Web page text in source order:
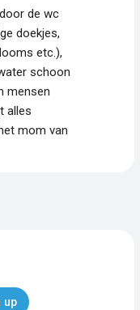
de wc
doekjes,
etc.),
schoon
mensen
alles
mom van
up